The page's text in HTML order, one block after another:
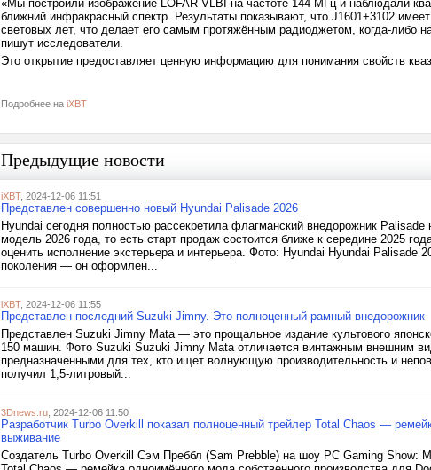
«Мы построили изображение LOFAR VLBI на частоте 144 МГц и наблюдали
ближний инфракрасный спектр. Результаты показывают, что J1601+3102
световых лет, что делает его самым протяжённым радиоджетом, когда-
пишут исследователи.
Это открытие предоставляет ценную информацию для понимания свойств
Подробнее на iXBT
Предыдущие новости
iXBT, 2024-12-06 11:51
Представлен совершенно новый Hyundai Palisade 2026
Hyundai сегодня полностью рассекретила флагманский внедорожник
модель 2026 года, то есть старт продаж состоится ближе к середине 2025
оценить исполнение экстерьера и интерьера. Фото: Hyundai Hyundai
поколения — он оформлен...
iXBT, 2024-12-06 11:55
Представлен последний Suzuki Jimny. Это полноценный рамный внедорожник
Представлен Suzuki Jimny Mata — это прощальное издание культового
150 машин. Фото Suzuki Suzuki Jimny Mata отличается винтажным внешним
предназначенными для тех, кто ищет волнующую производительность и
получил 1,5-литровый...
3Dnews.ru , 2024-12-06 11:50
Разработчик Turbo Overkill показал полноценный трейлер Total Chaos —
выживание
Создатель Turbo Overkill Сэм Преббл (Sam Prebble) на шоу PC Gaming Show: